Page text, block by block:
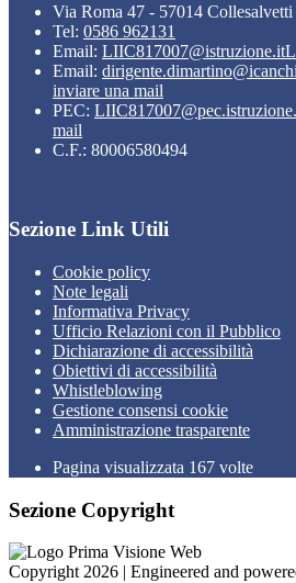
Via Roma 47 - 57014
Tel: 0586 962131
Email: LIIC817007@istruzione.it
Email:
inviare una mail
PEC:
mail
C.F.: 80006580494
Sezione Link Utili
Cookie policy
Note legali
Informativa Privacy
Ufficio Relazioni con il Pubblico
Dichiarazione di accessibilità
Obiettivi di accessibilità
Whistleblowing
Gestione consensi cookie
Amministrazione trasparente
Pagina visualizzata 167 volte
Sezione Copyright
Copyright 2026 | Engineered and